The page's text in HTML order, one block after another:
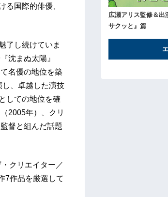
る国際的俳優、
了し続けていま
沈まぬ太陽』
名優の地位を築
、卓越した演技
しての地位を確
2005年）、クリ
督と組んだ話題
クリエイター／
7作品を厳選して
広瀬アリス監修＆出
サクッと』篇